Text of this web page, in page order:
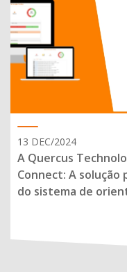
13 DEC/2024
A Quercus
Connect: A solução
do sistema de